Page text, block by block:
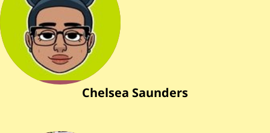
Chelsea Saunders